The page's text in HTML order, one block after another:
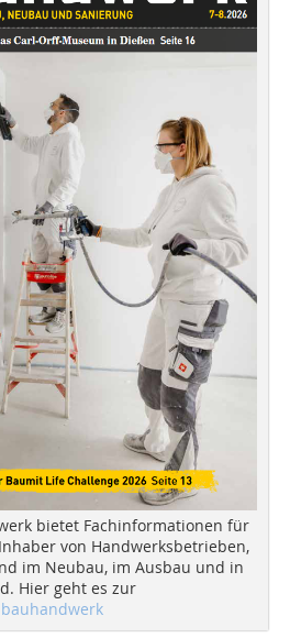
bietet Fachinformationen für
von Handwerksbetrieben,
im Neubau, im Ausbau und in
Hier geht es zur